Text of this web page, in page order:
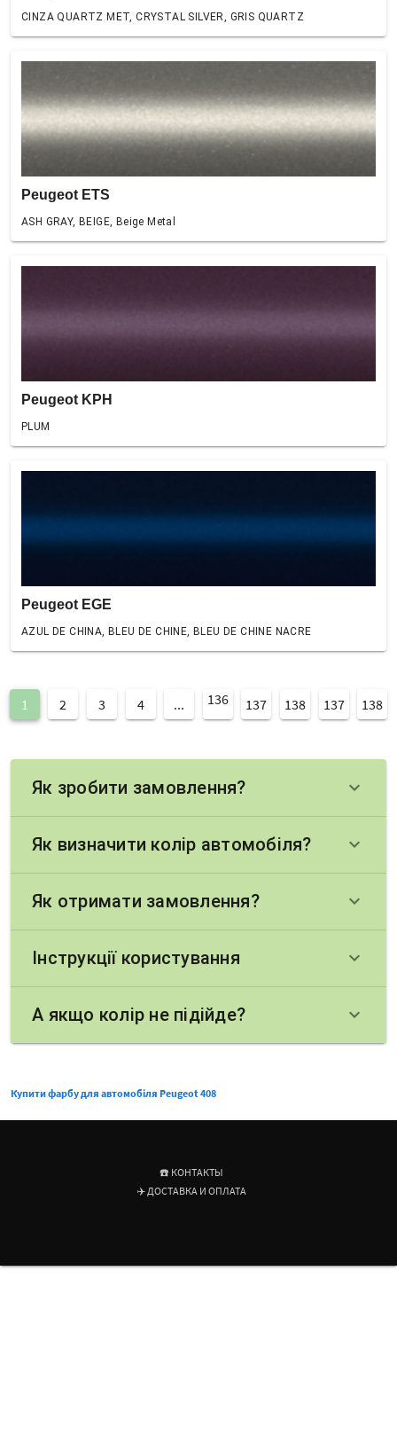
CINZA QUARTZ MET, CRYSTAL SILVER, GRIS QUARTZ
Peugeot ETS
ASH GRAY, BEIGE, Beige Metal
Peugeot KPH
PLUM
Peugeot EGE
AZUL DE CHINA, BLEU DE CHINE, BLEU DE CHINE NACRE
1 2 3 4 ... 136 137 138 137 138
Як зробити замовлення? keyboard_arrow_down
Як визначити колір автомобіля? keyboard_arrow_down
Як отримати замовлення? keyboard_arrow_down
Інструкції користування keyboard_arrow_down
А якщо колір не підійде? keyboard_arrow_down
Купити фарбу для автомобіля Peugeot 408
☎️ КОНТАКТЫ
✈️ ДОСТАВКА И ОПЛАТА